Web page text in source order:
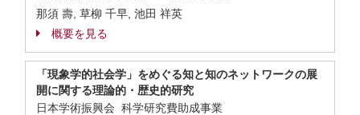
那須 壽, 草柳 千早, 池田 祥英
概要を見る
「現象学的社会学」をめぐる知と知のネットワークの展
開に関する理論的・歴史的研究
日本学術振興会 科学研究費助成事業